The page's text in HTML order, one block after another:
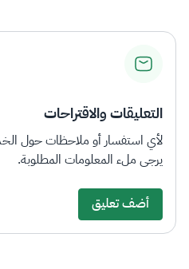
التعليقات والاقتراحات
لأي استفسار أو ملاحظات حول
يرجى ملء المعلومات المطلوبة.
أضف تعليق